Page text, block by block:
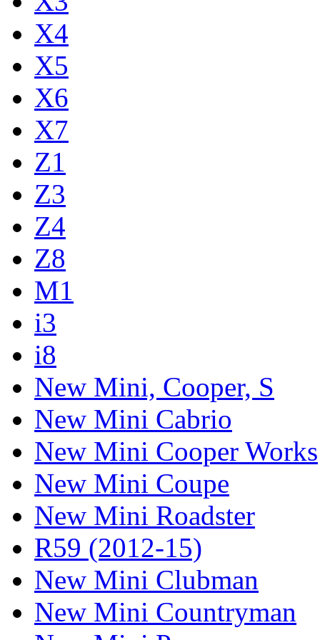
X4
X5
X6
X7
Z1
Z3
Z4
Z8
M1
i3
i8
New Mini, Cooper, S
New Mini Cabrio
New Mini Cooper Works
New Mini Coupe
New Mini Roadster
R59 (2012-15)
New Mini Clubman
New Mini Countryman